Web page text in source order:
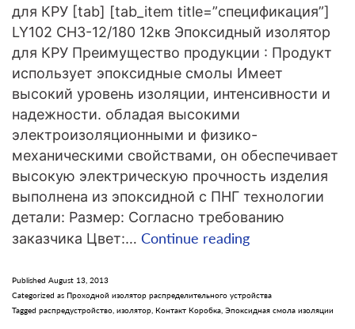
для КРУ [tab] [tab_item title=”спецификация”]
LY102 CH3-12/180 12кв Эпоксидный изолятор
для КРУ Преимущество продукции : Продукт
использует эпоксидные смолы Имеет
высокий уровень изоляции, интенсивности и
надежности. обладая высокими
электроизоляционными и физико-
механическими свойствами, он обеспечивает
высокую электрическую прочность изделия
выполнена из эпоксидной с ПНГ технологии
детали: Размер: Согласно требованию
заказчика Цвет:… Continue readingLY102
12кв
Эпоксидный
Published August 13, 2013
Categorized as Проходной изолятор распределительного устройства
Tagged распредустройство изолятор Контакт Коробка Эпоксидная смола изоляции